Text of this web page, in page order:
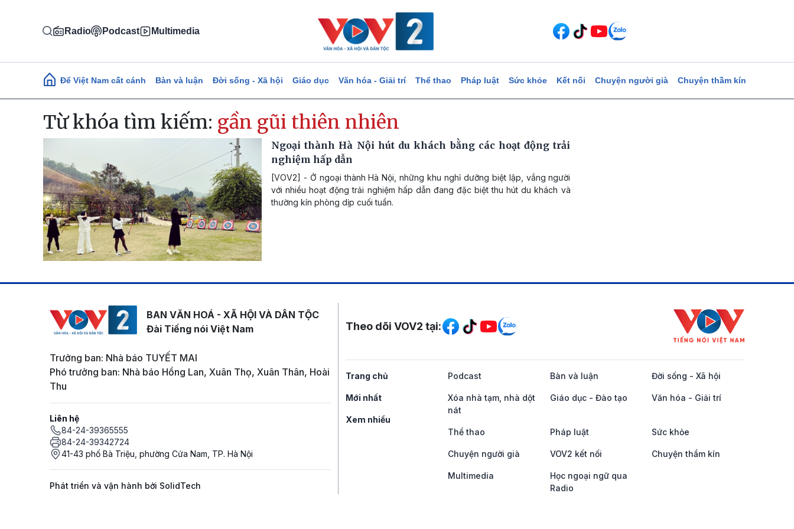
Radio Podcast Multimedia
Main navigation
Để Việt Nam cất cánh Bàn và luận Đời sống - Xã hội Giáo dục Văn hóa - Giải trí Thể thao Pháp luật Sức khỏe Kết nối Chuyện người già Chuyện thầm kín
Từ khóa tìm kiếm: gần gũi thiên nhiên
Ngoại thành Hà Nội hút du khách bằng các hoạt động trải
nghiệm hấp dẫn
[VOV2] - Ở ngoại thành Hà Nội, những khu nghỉ dưỡng biệt lập, vắng người
với nhiều hoạt động trải nghiệm hấp dẫn đang đặc biệt thu hút du khách và
thường kín phòng dịp cuối tuần.
BAN VĂN HOÁ - XÃ HỘI VÀ DÂN TỘC
Đài Tiếng nói Việt Nam
Trưởng ban: Nhà báo TUYẾT MAI
Phó trưởng ban: Nhà báo Hồng Lan, Xuân Thọ, Xuân Thân, Hoài
Thu
Liên hệ
84-24-39365555
84-24-39342724
41-43 phố Bà Triệu, phường Cửa Nam, TP. Hà Nội
Phát triển và vận hành bởi SolidTech
Mạng xã hội
Theo dõi VOV2 tại:
Trang chủ
Mới nhất
Xem nhiều
Podcast Bàn và luận Đời sống - Xã hội
Xóa nhà tạm, nhà dột
nát
Giáo dục - Đào tạo Văn hóa - Giải trí
Thể thao Pháp luật Sức khỏe
Chuyện người già VOV2 kết nối Chuyện thầm kín
Multimedia
Học ngoại ngữ qua
Radio